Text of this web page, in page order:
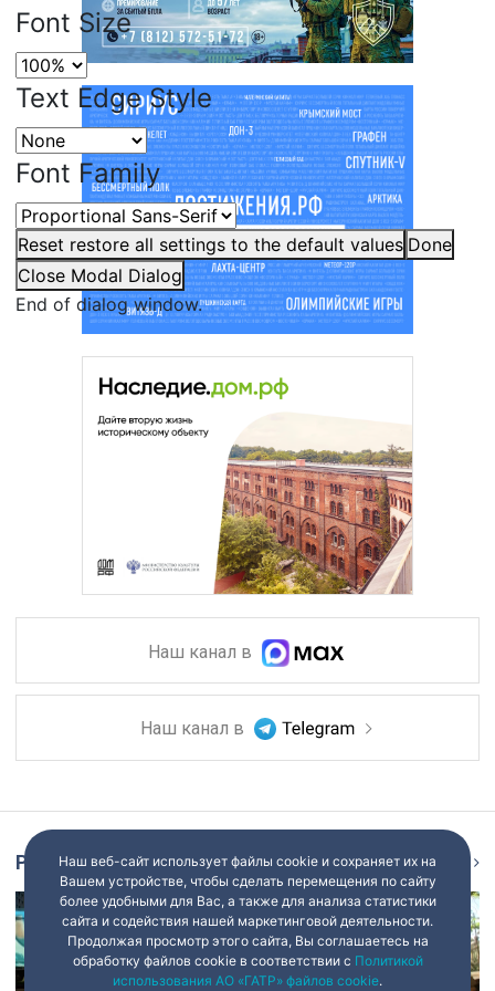
Font Size
Text Edge Style
Font Family
Reset restore all settings to the default values Done
Close Modal Dialog
End of dialog window.
Наш канал в
Наш канал в
Репортаж
Наш веб-сайт использует файлы cookie и сохраняет их на
Вашем устройстве, чтобы сделать перемещения по сайту
более удобными для Вас, а также для анализа статистики
сайта и содействия нашей маркетинговой деятельности.
Продолжая просмотр этого сайта, Вы соглашаетесь на
обработку файлов cookie в соответствии с Политикой
использования АО «ГАТР» файлов cookie.